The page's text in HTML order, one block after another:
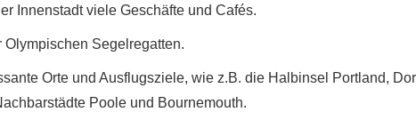
Innenstadt viele Geschäfte und Cafés.
Segelregatten.
Orte und Ausflugsziele, wie z.B. die Halbinsel Portland,
Poole und Bournemouth.